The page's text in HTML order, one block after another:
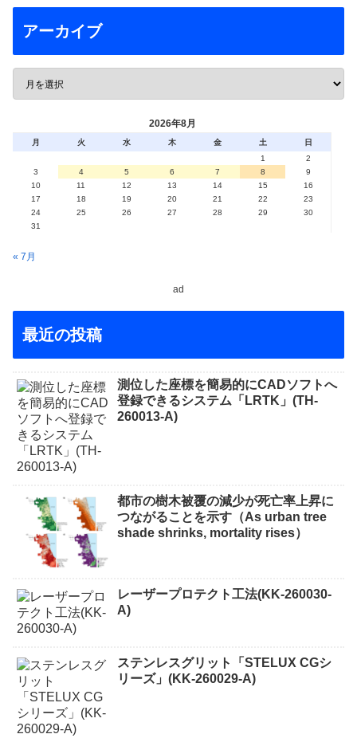
アーカイブ
2026年8月
月 火 水 木 金 土
日
1
2
3
4 5 6 7 8
9
10
11 12 13 14 15
16
17
18 19 20 21 22
23
24
25 26 27 28 29
30
31
« 7月
ad
最近の投稿
測位した座標を簡易的にCADソフトへ
登録できるシステム「LRTK」(TH-
260013-A)
都市の樹木被覆の減少が死亡率上昇に
つながることを示す（As urban tree
shade shrinks, mortality rises）
レーザープロテクト⼯法(KK-260030-
A)
ステンレスグリット「STELUX CGシ
リーズ」(KK-260029-A)